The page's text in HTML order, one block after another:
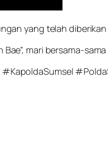
yang telah
Bae”, mari bersama-